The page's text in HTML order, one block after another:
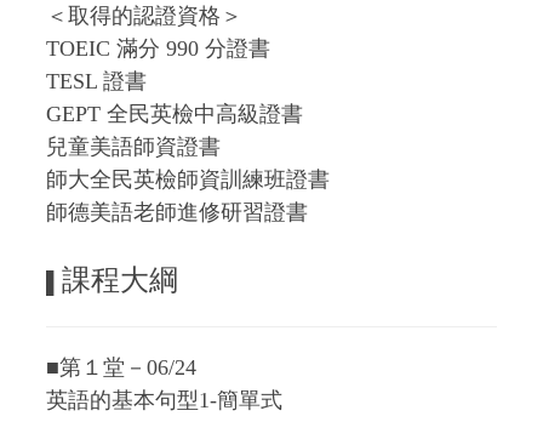
＜取得的認證資格＞
TOEIC 滿分 990 分證書
TESL 證書
GEPT 全民英檢中高級證書
兒童美語師資證書
師大全民英檢師資訓練班證書
師德美語老師進修研習證書
課程大綱
■第１堂－06/24
英語的基本句型1-簡單式